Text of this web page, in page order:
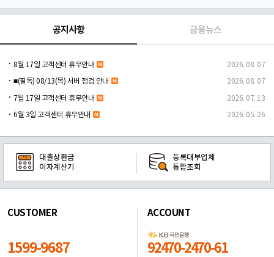
공지사항 금융뉴스
8월 17일 고객센터 휴무안내 2026. 08. 07
■(필독) 08/13(목) 서버 점검 안내 2026. 08. 07
7월 17일 고객센터 휴무안내 2026. 07. 13
6월 3일 고객센터 휴무안내 2026. 05. 26
대출상환금
이자계산기
등록대부업체
통합조회
CUSTOMER
1599-9687
ACCOUNT
92470-2470-61